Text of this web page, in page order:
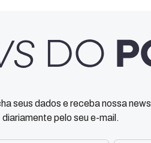
seus dados e receba nossa news
diariamente pelo seu e-mail.